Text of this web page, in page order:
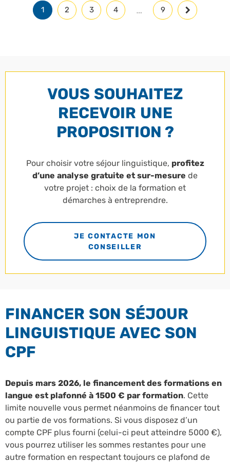
1 2 3 4 … 9
VOUS SOUHAITEZ
RECEVOIR UNE
PROPOSITION ?
Pour choisir votre séjour linguistique, profitez
d’une analyse gratuite et sur-mesure de
votre projet : choix de la formation et
démarches à entreprendre.
JE CONTACTE MON
CONSEILLER
FINANCER SON SÉJOUR
LINGUISTIQUE AVEC SON
CPF
Depuis mars 2026, le financement des formations en
langue est plafonné à 1500 € par formation. Cette
limite nouvelle vous permet néanmoins de financer tout
ou partie de vos formations. Si vous disposez d’un
compte CPF plus fourni (celui-ci peut atteindre 5000 €),
vous pourrez utiliser les sommes restantes pour une
autre formation en respectant toujours ce plafond de